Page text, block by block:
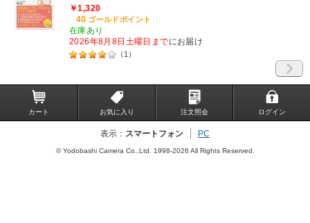
￥1,320
40 ゴールドポイント
在庫あり
2026年8月8日土曜日までにお届け
（ 1 ）
カート お気に入り 注文照会 ログイン
表示： スマートフォン PC
© Yodobashi Camera Co.,Ltd. 1998-2026 All Rights Reserved.